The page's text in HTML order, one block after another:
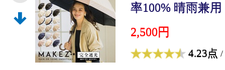
率100% 晴雨兼用
2,500円
4.23点 /